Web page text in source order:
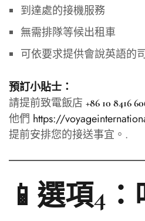
到達處的接機服務
無需排隊等候出租車
可依要求提供會說英語的
預訂小貼士：
請提前致電飯店 +86 10 8416
他們 https://
提前安排您的接送事宜。.
📱選項4